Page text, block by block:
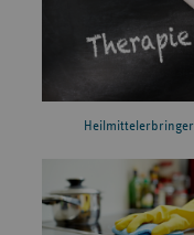
Heilmittelerbringer